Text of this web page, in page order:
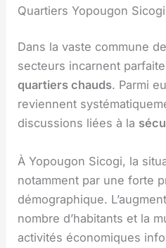
Quartiers Yopougon
Dans la vaste commune
secteurs incarnent
quartiers chauds. Parmi
reviennent
discussions liées à la
À Yopougon Sicogi, la
notamment par une forte
démographique.
nombre d’habitants et la
activités économiques